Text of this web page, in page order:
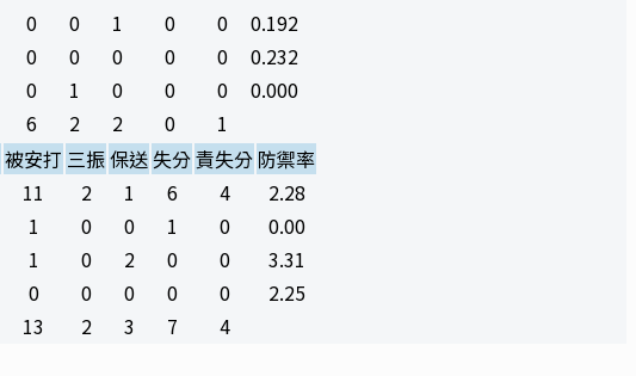
0 0 1 0 0
0.192
0 0 0 0 0
0.232
0 1 0 0 0
0.000
6 2 2 0
1
被安打 三振保送失分責失分 防禦率
11 2 1 6 4
2.28
1 0 0 1 0
0.00
1 0 2 0 0
3.31
0 0 0 0 0
2.25
13 2 3 7 4